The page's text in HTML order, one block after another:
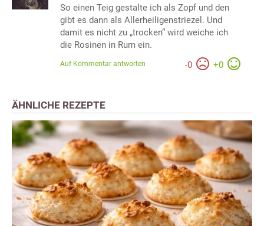
So einen Teig gestalte ich als Zopf und den
gibt es dann als Allerheiligenstriezel. Und
damit es nicht zu „trocken“ wird weiche ich
die Rosinen in Rum ein.
-0 +0
Auf Kommentar antworten
ÄHNLICHE REZEPTE